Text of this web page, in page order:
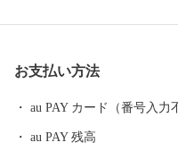
の象徴となり、また町外に
「買いたい」、「住みたい
た。KJブランドとは、「自
お支払い方法
au PAY カード（番号入力
au PAY 残高